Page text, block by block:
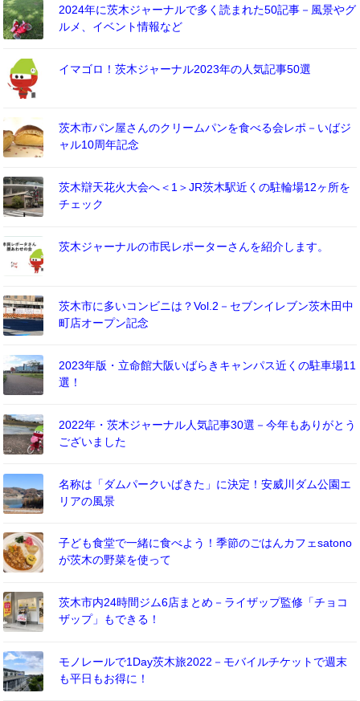
2024年に茨木ジャーナルで多く読まれた50記事－風景やグ
ルメ、イベント情報など
イマゴロ！茨木ジャーナル2023年の人気記事50選
茨木市パン屋さんのクリームパンを食べる会レポ－いばジ
ャル10周年記念
茨木辯天花火大会へ＜1＞JR茨木駅近くの駐輪場12ヶ所を
チェック
茨木ジャーナルの市民レポーターさんを紹介します。
茨木市に多いコンビニは？Vol.2－セブンイレブン茨木田中
町店オープン記念
2023年版・立命館大阪いばらきキャンパス近くの駐車場11
選！
2022年・茨木ジャーナル人気記事30選－今年もありがとう
ございました
名称は「ダムパークいばきた」に決定！安威川ダム公園エ
リアの風景
子ども食堂で一緒に食べよう！季節のごはんカフェsatono
が茨木の野菜を使って
茨木市内24時間ジム6店まとめ－ライザップ監修「チョコ
ザップ」もできる！
モノレールで1Day茨木旅2022－モバイルチケットで週末
も平日もお得に！